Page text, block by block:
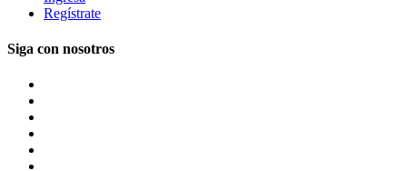
Regístrate
Siga con nosotros